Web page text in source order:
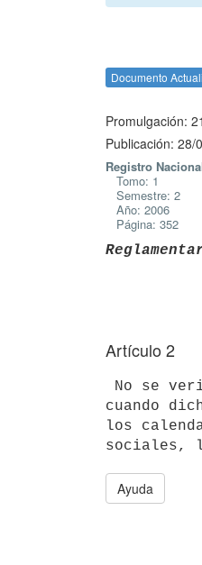
Documento
Promulgación:
Publicación: 28/
Registro
Tomo: 1
Semestre: 2
Año: 2006
Página: 352
Artículo 2
cuando
los
Ayuda